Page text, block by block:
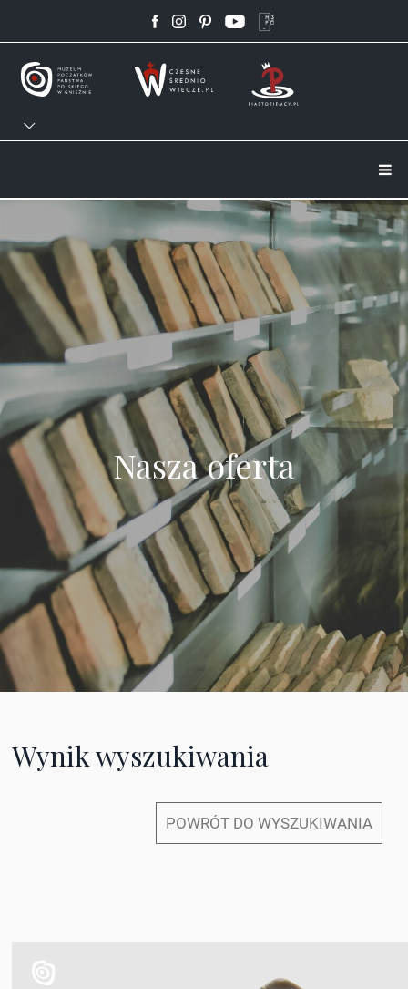
Nasza oferta
Wynik wyszukiwania
POWRÓT DO WYSZUKIWANIA